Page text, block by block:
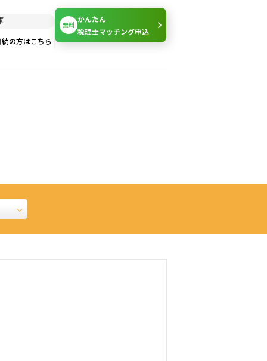
続の方はこちら
無料
かんたん
税理士マッチング申込